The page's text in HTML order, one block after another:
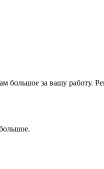
большое за вашу